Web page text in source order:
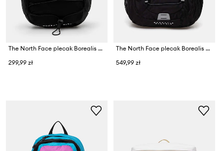
The North Face plecak Borealis Mini 10L
299,99 zł
The North Face plecak Borealis Classic
549,99 zł